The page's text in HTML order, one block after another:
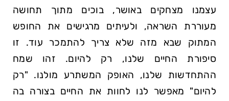
עצמנו מצחקים באושר, בוכים מתוך תחושה
מעוררת השראה, ולעיתים מרגישים את החופש
המתוק שבא מזה שלא צריך להתמכר עוד. זו
סיפורת החיים שלנו, רק להיום. זהו שמח
ההתחדשות שלנו, האופק המשתרע מולנו. "רק
להיום" מאפשר לנו לחוות את החיים בצורה בה